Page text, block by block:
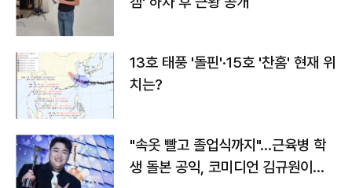
13호 태풍 '돌핀'·15호 '찬홈' 현재 위
치는?
"속옷 빨고 졸업식까지"…근육병 학
생 돌본 공익, 코미디언 김규원이었